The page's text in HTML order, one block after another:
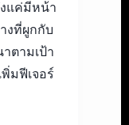
งแค่มีหน้า
งที่ผูกกับ
ตามเป้า
มฟีเจอร์